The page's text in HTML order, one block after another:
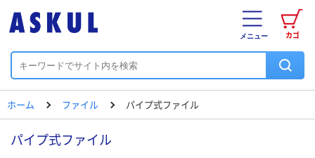
カゴ
メニュー
ホーム ファイル パイプ式ファイル
パイプ式ファイル